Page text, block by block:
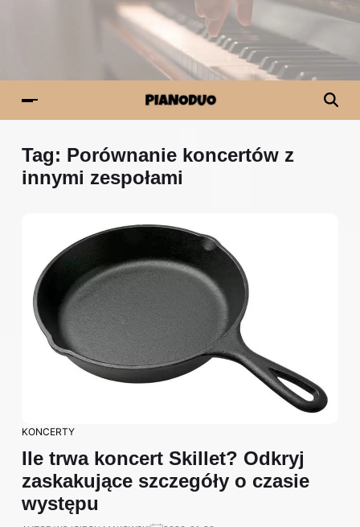
Tag: Porównanie koncertów z
innymi zespołami
KONCERTY
Ile trwa koncert Skillet? Odkryj
zaskakujące szczegóły o czasie
występu